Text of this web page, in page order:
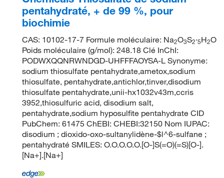
pentahydraté, + de 99 %, pour
biochimie
CAS: 10102-17-7 Formule moléculaire: Na2O3S2·5H2O
Poids moléculaire (g/mol): 248.18 Clé InChI:
PODWXQQNRWNDGD-UHFFFAOYSA-L Synonyme:
sodium thiosulfate pentahydrate,ametox,sodium
thiosulfate, pentahydrate,antichlor,tinver,disodium
thiosulfate pentahydrate,unii-hx1032v43m,ccris
3952,thiosulfuric acid, disodium salt,
pentahydrate,sodium hyposulfite pentahydrate CID
PubChem: 61475 ChEBI: CHEBI:32150 Nom IUPAC:
disodium ; dioxido-oxo-sultanylidène-$l^6-sulfane ;
pentahydraté SMILES: O.O.O.O.O.[O-]S(=O)(=S)[O-].
[Na+].[Na+]